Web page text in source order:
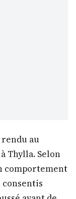
au
Thylla. Selon
comportement
consentis